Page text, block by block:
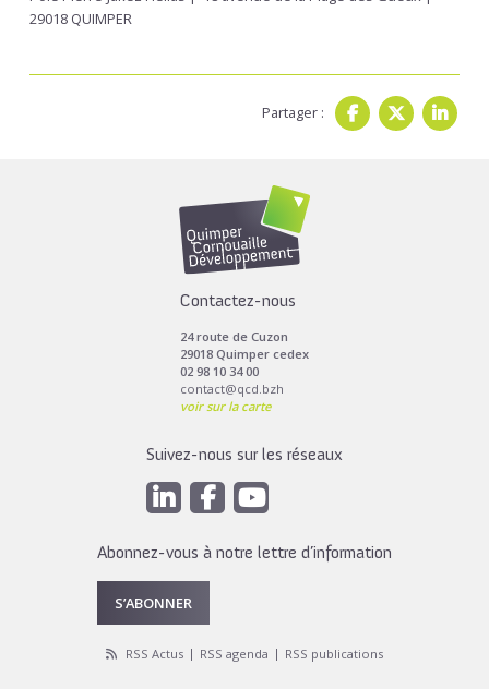
29018 QUIMPER
Partager :
Contactez-nous
24 route de Cuzon
29018 Quimper cedex
02 98 10 34 00
contact@qcd.bzh
voir sur la carte
Suivez-nous sur les réseaux
Abonnez-vous à notre lettre d’information
S’ABONNER
RSS Actus RSS agenda RSS publications